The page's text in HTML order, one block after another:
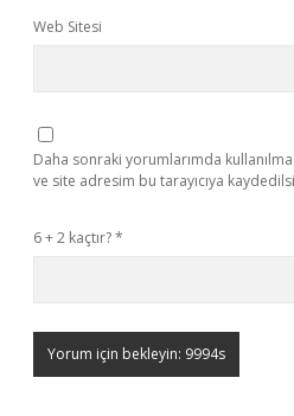
Web Sitesi
Daha sonraki yorumlarımda
ve site adresim bu tarayıcıya
6 + 2 kaçtır?*